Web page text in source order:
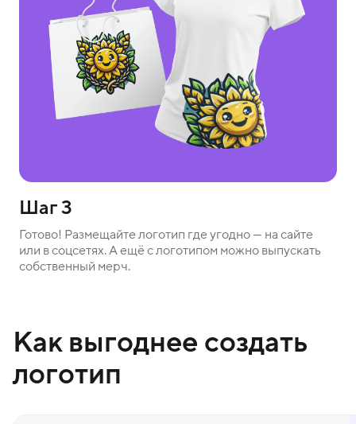
Шаг 3
Готово! Размещайте логотип где угодно — на сайте
или в соцсетях. А ещё с логотипом можно выпускать
собственный мерч.
Как выгоднее создать
логотип